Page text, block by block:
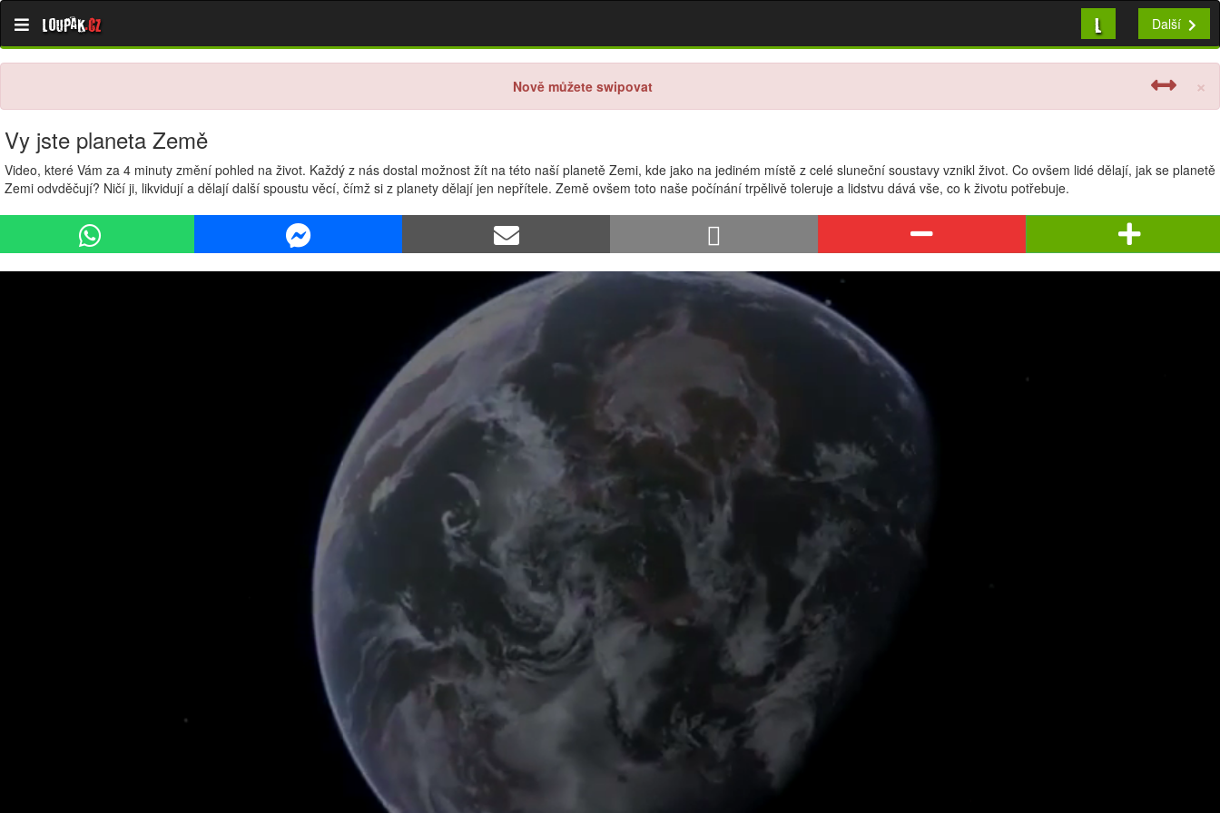
Loupak.cz L Další
×
Nově můžete swipovat
Vy jste planeta Země
Video, které Vám za 4 minuty změní pohled na život. Každý z nás dostal možnost žít na této naší planetě Zemi, kde jako na jediném místě z celé sluneční soustavy vznikl život. Co ovšem lidé dělají, jak se planetě
Zemi odvděčují? Ničí ji, likvidují a dělají další spoustu věcí, čímž si z planety dělají jen nepřítele. Země ovšem toto naše počínání trpělivě toleruje a lidstvu dává vše, co k životu potřebuje.